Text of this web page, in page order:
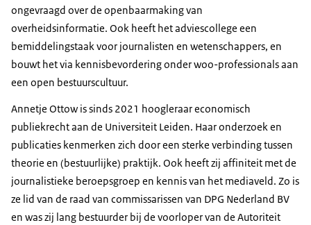
ongevraagd over de openbaarmaking van
overheidsinformatie. Ook heeft het adviescollege een
bemiddelingstaak voor journalisten en wetenschappers, en
bouwt het via kennisbevordering onder woo-professionals aan
een open bestuurscultuur.
Annetje Ottow is sinds 2021 hoogleraar economisch
publiekrecht aan de Universiteit Leiden. Haar onderzoek en
publicaties kenmerken zich door een sterke verbinding tussen
theorie en (bestuurlijke) praktijk. Ook heeft zij affiniteit met de
journalistieke beroepsgroep en kennis van het mediaveld. Zo is
ze lid van de raad van commissarissen van DPG Nederland BV
en was zij lang bestuurder bij de voorloper van de Autoriteit